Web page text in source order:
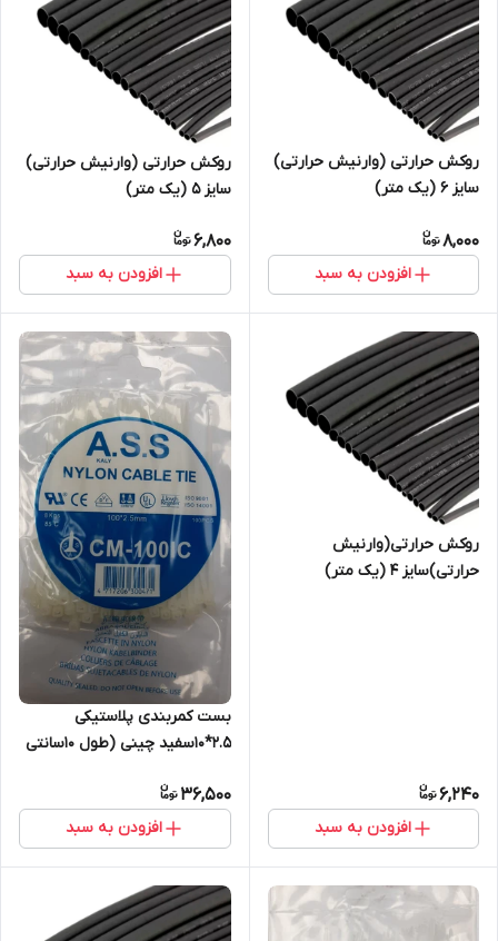
روکش حرارتی (وارنیش حرارتی)
سایز ۶ (یک متر)
8,000
افزودن به سبد
روکش حرارتی (وارنیش حرارتی)
سایز ۵ (یک متر)
6,800
افزودن به سبد
روکش حرارتی(وارنیش
حرارتی)سایز ۴ (یک متر)
6,240
افزودن به سبد
بست کمربندی پلاستیکی
2.5*10سفید چینی (طول 10سانتی
100عددی)
36,500
افزودن به سبد